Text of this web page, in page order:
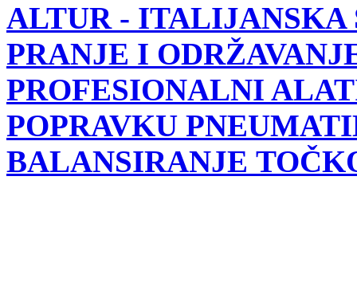
ALTUR- ITALIJANSKA
PRANJE I
PROFESIONALNI
POPRAVKU
BALANSIRANJE